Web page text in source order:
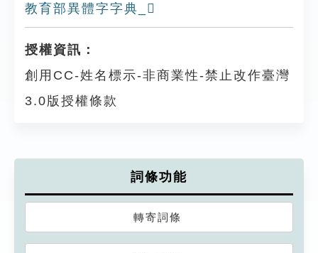
教育部異體字字典_𦎈
授權資訊：
創用CC-姓名標示-非商業性-禁止改作臺灣
3.0版授權條款
詞條功能
轉寄詞條